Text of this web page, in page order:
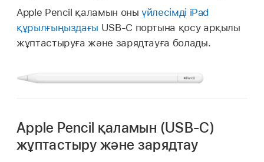
Apple Pencil қаламын оныүйлесімді iPad
құрылғыңыздағы USB-C портына қосу арқылы
жұптастыруға және зарядтауға болады.
Apple Pencil қаламын (USB-C)
жұптастыру және зарядтау